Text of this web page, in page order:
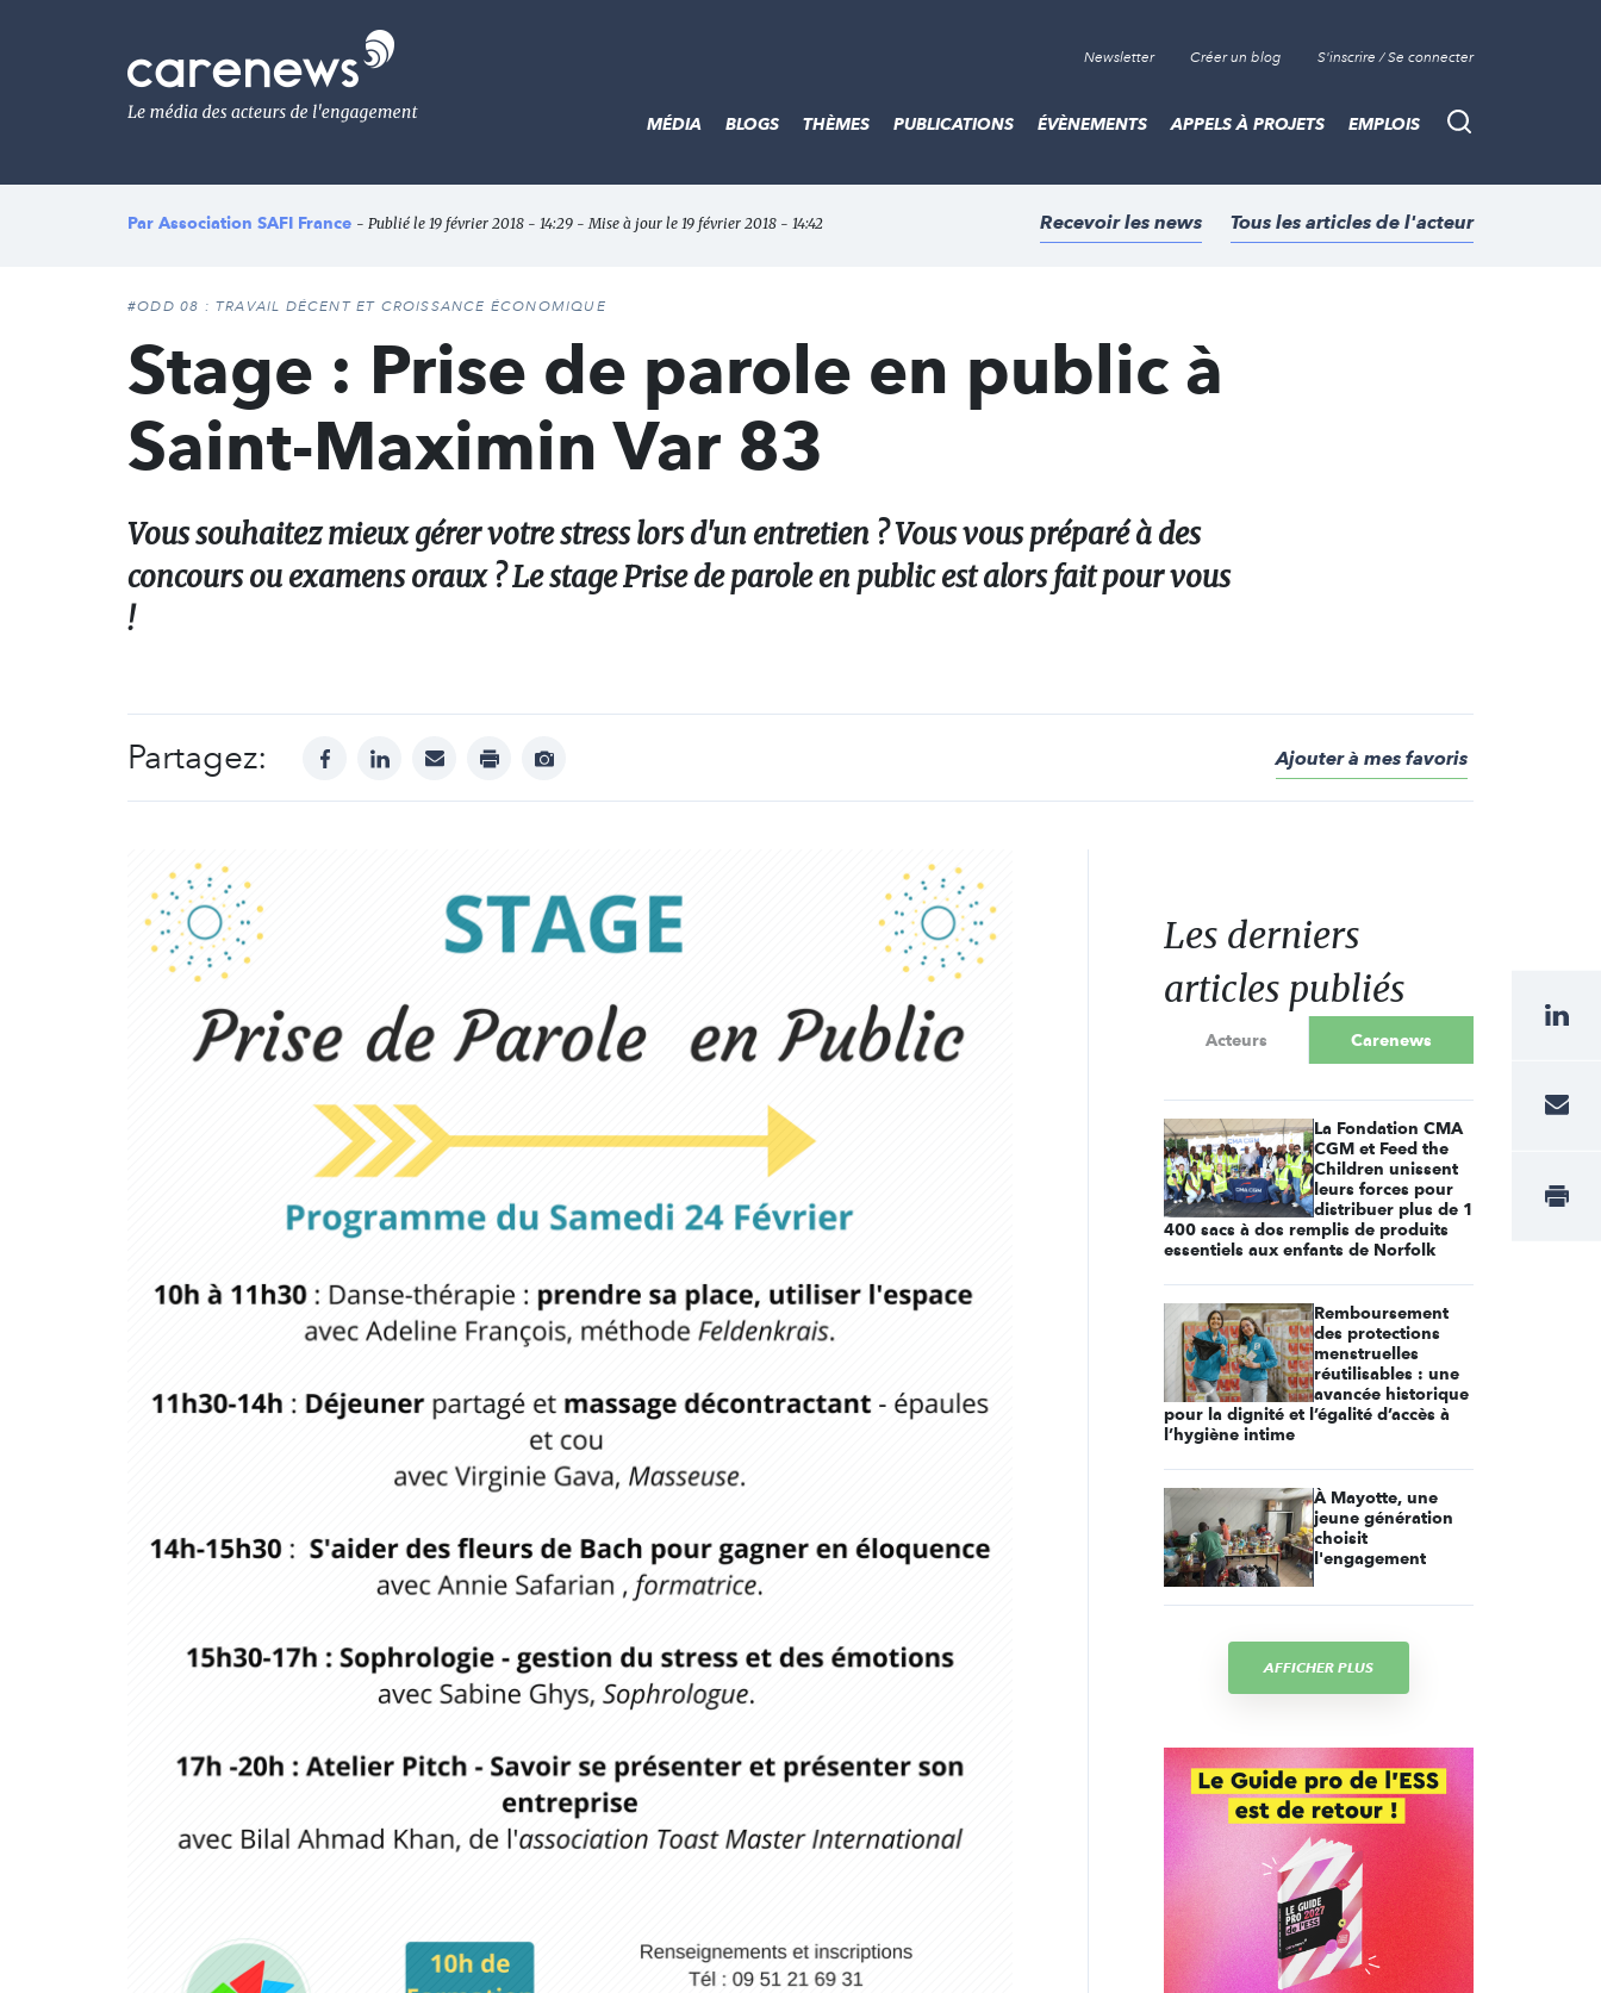
Le
média
de
l'engagement
Newsletter Créer un blog S'inscrire / Se connecter
Recherche
MÉDIA BLOGS THÈMES PUBLICATIONS ÉVÈNEMENTS APPELS À PROJETS EMPLOIS
Par Association SAFI France - Publié le 19 février 2018 - 14:29 - Mise à jour le 19 février 2018 - 14:42 Recevoir les news Tous les articles de l'acteur
#ODD 08 : TRAVAIL DÉCENT ET CROISSANCE ÉCONOMIQUE
Stage : Prise de parole en public à
Saint-Maximin Var 83
Vous souhaitez mieux gérer votre stress lors d'un entretien ? Vous vous préparé à des
concours ou examens oraux ? Le stage Prise de parole en public est alors fait pour vous
!
Partagez: facebooklinkedinmail print
Afficher
Ajouter à mes favoris
Les derniers
articles publiés
Acteurs Carenews
La Fondation CMA
CGM et Feed the
Children unissent
leurs forces pour
distribuer plus de 1
400 sacs à dos remplis de produits
essentiels aux enfants de Norfolk
Remboursement
des protections
menstruelles
réutilisables : une
avancée historique
pour la dignité et l’égalité d’accès à
l’hygiène intime
À Mayotte, une
jeune génération
choisit
l'engagement
AFFICHER PLUS